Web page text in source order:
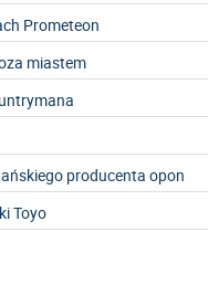
Prometeon
miastem
producenta opon
Toyo